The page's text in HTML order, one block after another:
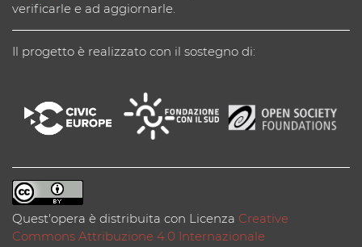
verificarle e ad aggiornarle.
Il progetto è realizzato con il sostegno di:
Quest'opera è distribuita con Licenza Creative
Commons Attribuzione 4.0 Internazionale